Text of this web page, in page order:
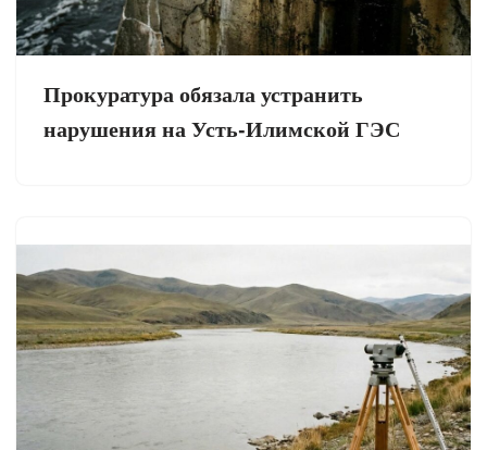
Прокуратура обязала устранить
нарушения на Усть-Илимской ГЭС